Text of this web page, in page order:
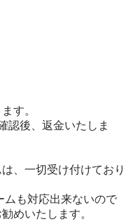
す。
認後、返金いたしま
、一切受け付けており
めいたします。